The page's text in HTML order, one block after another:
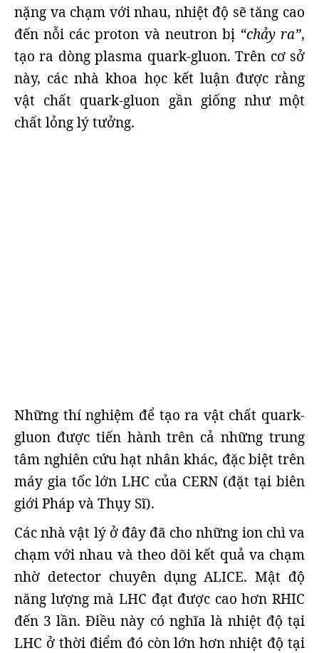
nặng va chạm với nhau, nhiệt độ sẽ tăng cao
đến nỗi các proton và neutron bị“chảy ra”,
tạo ra dòng plasma quark-gluon. Trên cơ sở
này, các nhà khoa học kết luận được rằng
vật chất quark-gluon gần giống như một
chất lỏng lý tưởng.
Những thí nghiệm để tạo ra vật chất quark-
gluon được tiến hành trên cả những trung
tâm nghiên cứu hạt nhân khác, đặc biệt trên
máy gia tốc lớn LHC của CERN (đặt tại biên
giới Pháp và Thụy Sĩ).
Các nhà vật lý ở đây đã cho những ion chì va
chạm với nhau và theo dõi kết quả va chạm
nhờ detector chuyên dụng ALICE. Mật độ
năng lượng mà LHC đạt được cao hơn RHIC
đến 3 lần. Điều này có nghĩa là nhiệt độ tại
LHC ở thời điểm đó còn lớn hơn nhiệt độ tại